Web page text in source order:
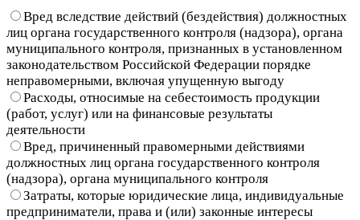
Вред вследствие действий (бездействия) должностных
лиц органа государственного контроля (надзора), органа
муниципального контроля, признанных в установленном
законодательством Российской Федерации порядке
неправомерными, включая упущенную выгоду
Расходы, относимые на себестоимость продукции
(работ, услуг) или на финансовые результаты
деятельности
Вред, причиненный правомерными действиями
должностных лиц органа государственного контроля
(надзора), органа муниципального контроля
Затраты, которые юридические лица, индивидуальные
предприниматели, права и (или) законные интересы